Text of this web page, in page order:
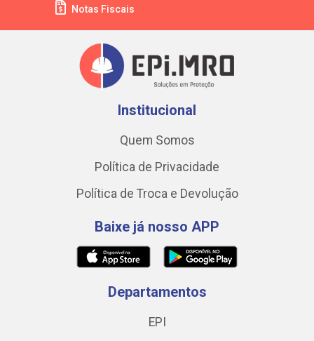
Notas Fiscais
Institucional
Quem Somos
Política de Privacidade
Política de Troca e Devolução
Baixe já nosso APP
Departamentos
EPI